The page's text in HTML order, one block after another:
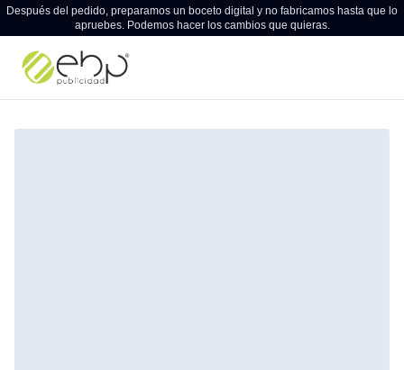
Después del pedido, preparamos un boceto digital y no fabricamos hasta que lo
apruebes. Podemos hacer los cambios que quieras.